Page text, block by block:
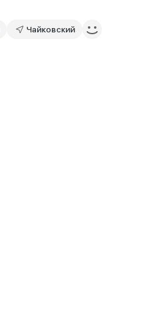
Чайковский